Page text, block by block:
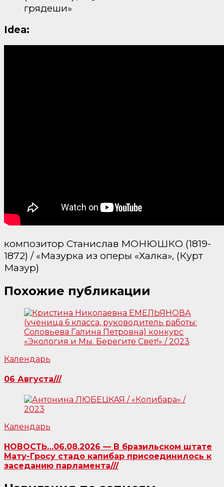
грядеши»
Idea:
композитор Станислав МОНЮШКО (1819-
1872) / «Мазурка из оперы «Халка», (Курт
Мазур)
Похожие публикации
Календарь
06 Августа///
Календарь
НОВОСТЬ…06.08.2026 — В бразильском штате
Мату-Гросу стадо капибар присоединилось к
заседанию парламента///